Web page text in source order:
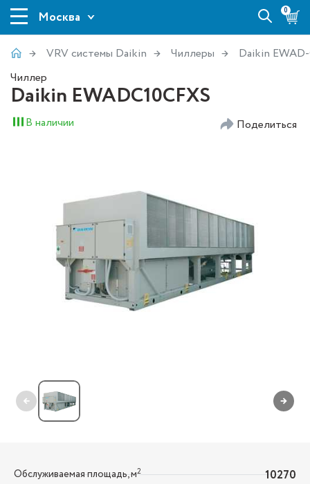
Москва 0
VRV системы Daikin Чиллеры
Daikin
Чиллер
Daikin EWADC10CFXS
В наличии Поделиться
← →
Обслуживаемая площадь, м2 10270